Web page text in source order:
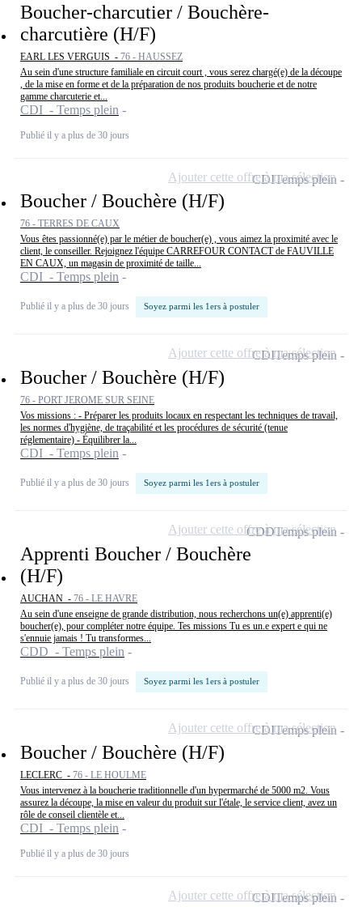
Boucher-charcutier / Bouchère-
charcutière (H/F)
EARL LES VERGUIS - 76 - HAUSSEZ
Au sein d'une structure familiale en circuit court , vous serez chargé(e) de la découpe
, de la mise en forme et de la préparation de nos produits boucherie et de notre
gamme charcuterie et...
CDI - Temps plein
Publié il y a plus de 30 jours
Boucher / Bouchère (H/F)
76 - TERRES DE CAUX
Vous êtes passionné(e) par le métier de boucher(e) , vous aimez la proximité avec le
client, le conseiller. Rejoignez l'équipe CARREFOUR CONTACT de FAUVILLE
EN CAUX, un magasin de proximité de taille...
CDI - Temps plein
Publié il y a plus de 30 jours Soyez parmi les 1ers à postuler
CDITemps plein
Ajouter cette offre à ma sélection
Boucher / Bouchère (H/F)
76 - PORT JEROME SUR SEINE
Vos missions : - Préparer les produits locaux en respectant les techniques de travail,
les normes d'hygiène, de traçabilité et les procédures de sécurité (tenue
réglementaire) - Équilibrer la...
CDI - Temps plein
Publié il y a plus de 30 jours Soyez parmi les 1ers à postuler
CDITemps plein
Ajouter cette offre à ma sélection
Apprenti Boucher / Bouchère
(H/F)
AUCHAN - 76 - LE HAVRE
Au sein d'une enseigne de grande distribution, nous recherchons un(e) apprenti(e)
boucher(e), pour compléter notre équipe. Tes missions Tu es un.e expert e qui ne
s'ennuie jamais ! Tu transformes...
CDD - Temps plein
Publié il y a plus de 30 jours Soyez parmi les 1ers à postuler
CDDTemps plein
Ajouter cette offre à ma sélection
Boucher / Bouchère (H/F)
LECLERC - 76 - LE HOULME
Vous intervenez à la boucherie traditionnelle d'un hypermarché de 5000 m2. Vous
assurez la découpe, la mise en valeur du produit sur l'étale, le service client, avez un
rôle de conseil clientèle et...
CDI - Temps plein
Publié il y a plus de 30 jours
CDITemps plein
Ajouter cette offre à ma sélection
CDITemps plein
Ajouter cette offre à ma sélection